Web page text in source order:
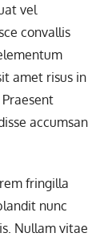
vel
convallis
amet risus in
accumsan
fringilla
nunc
Nullam vitae